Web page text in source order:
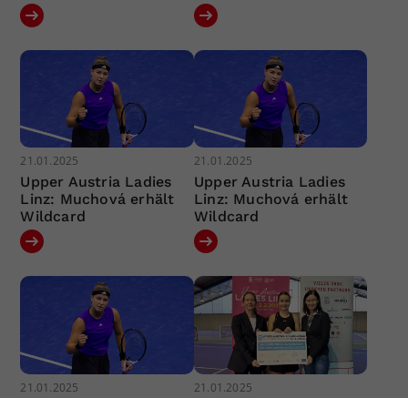
21.01.2025
Upper Austria Ladies
Linz: Muchová erhält
Wildcard
21.01.2025
Upper Austria Ladies
Linz: Muchová erhält
Wildcard
21.01.2025 21.01.2025